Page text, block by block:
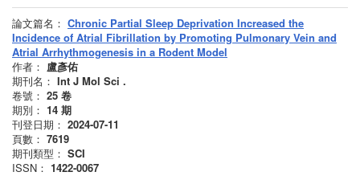
論文篇名： Chronic Partial Sleep Deprivation Increased the
Incidence of Atrial Fibrillation by Promoting Pulmonary Vein and
Atrial Arrhythmogenesis in a Rodent Model
作者： 盧彥佑
期刊名： Int J Mol Sci .
卷號： 25 卷
期別： 14 期
刊登日期： 2024-07-11
頁數： 7619
期刊類型： SCI
ISSN： 1422-0067